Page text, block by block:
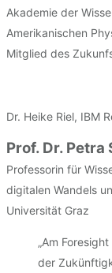
Akademie der
Amerikanischen
Mitglied des
Dr. Heike Riel, IBM
Prof. Dr.
Professorin für
digitalen Wandels
Universität Graz
„Am
der